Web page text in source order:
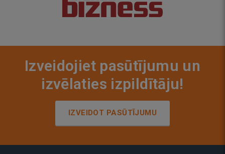
Izveidojiet pasūtījumu un
izvēlaties izpildītāju!
IZVEIDOT PASŪTĪJUMU